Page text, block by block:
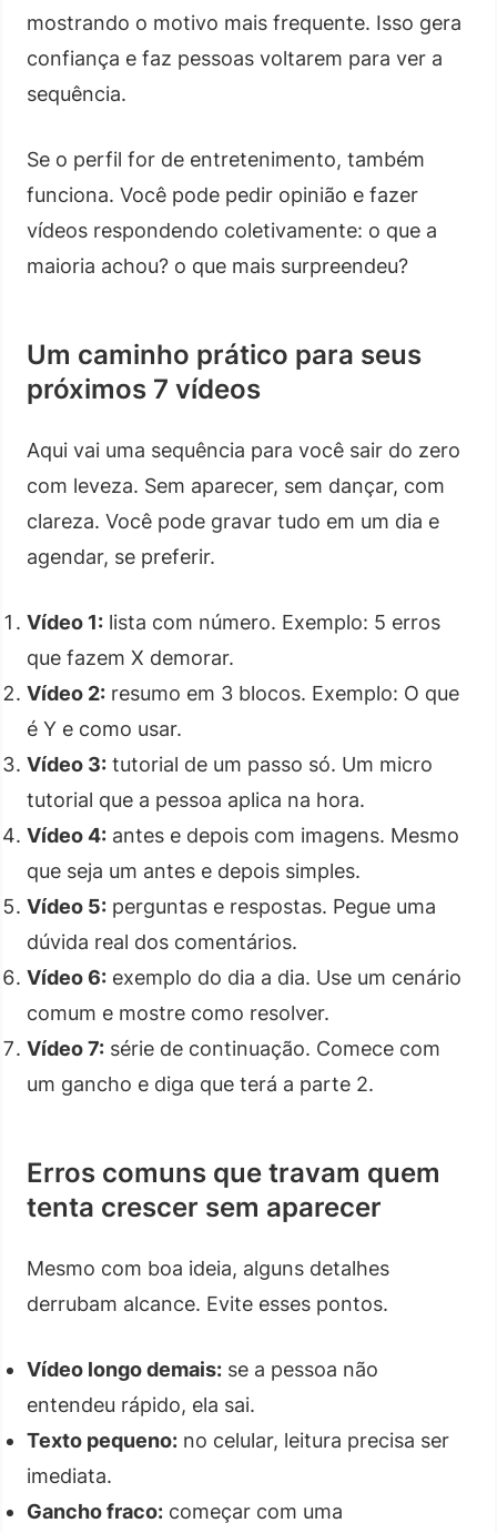
mostrando o motivo mais frequente. Isso gera
confiança e faz pessoas voltarem para ver a
sequência.
Se o perfil for de entretenimento, também
funciona. Você pode pedir opinião e fazer
vídeos respondendo coletivamente: o que a
maioria achou? o que mais surpreendeu?
Um caminho prático para seus
próximos 7 vídeos
Aqui vai uma sequência para você sair do zero
com leveza. Sem aparecer, sem dançar, com
clareza. Você pode gravar tudo em um dia e
agendar, se preferir.
Vídeo 1: lista com número. Exemplo: 5 erros
que fazem X demorar.
Vídeo 2: resumo em 3 blocos. Exemplo: O que
é Y e como usar.
Vídeo 3: tutorial de um passo só. Um micro
tutorial que a pessoa aplica na hora.
Vídeo 4: antes e depois com imagens. Mesmo
que seja um antes e depois simples.
Vídeo 5: perguntas e respostas. Pegue uma
dúvida real dos comentários.
Vídeo 6: exemplo do dia a dia. Use um cenário
comum e mostre como resolver.
Vídeo 7: série de continuação. Comece com
um gancho e diga que terá a parte 2.
Erros comuns que travam quem
tenta crescer sem aparecer
Mesmo com boa ideia, alguns detalhes
derrubam alcance. Evite esses pontos.
Vídeo longo demais: se a pessoa não
entendeu rápido, ela sai.
Texto pequeno: no celular, leitura precisa ser
imediata.
Gancho fraco: começar com uma